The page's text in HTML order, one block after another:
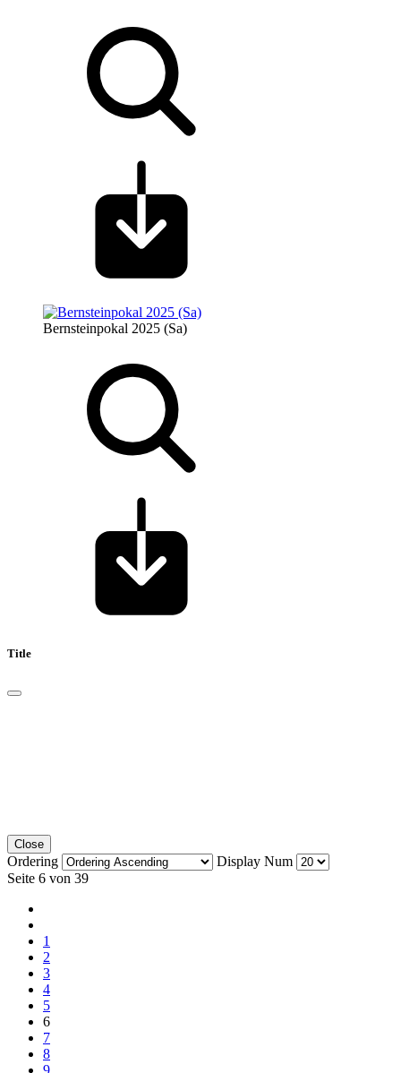
Bernsteinpokal 2025 (Sa)
Title
Close
Ordering
Display Num
Seite 6 von 39
1
2
3
4
5
6
7
8